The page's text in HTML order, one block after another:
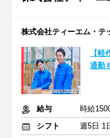
株式会社ティーエム・テ
【
通勤
給与
時給
シフト
週5日 1